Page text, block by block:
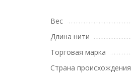
Вес
Длина нити
Торговая марка
Страна происхождения